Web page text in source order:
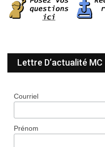
Lettre D’actualité MC
Courriel
Prénom